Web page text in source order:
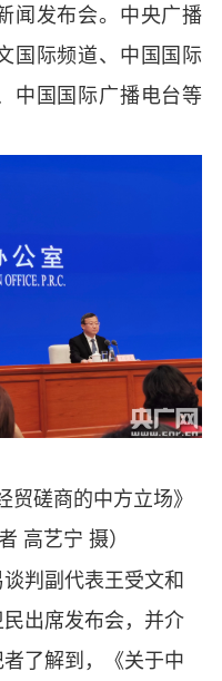
闻发布会。中央广播
国际频道、中国国际
中国国际广播电台等
贸磋商的中方立场》
高艺宁 摄）
判副代表王受文和
出席发布会，并介
了解到，
《关于中